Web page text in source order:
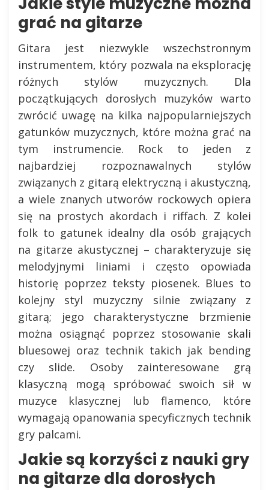
grać na gitarze
Gitara jest niezwykle wszechstronnym
instrumentem, który pozwala na eksplorację
różnych stylów muzycznych. Dla
początkujących dorosłych muzyków warto
zwrócić uwagę na kilka najpopularniejszych
gatunków muzycznych, które można grać na
tym instrumencie. Rock to jeden z
najbardziej rozpoznawalnych stylów
związanych z gitarą elektryczną i akustyczną,
a wiele znanych utworów rockowych opiera
się na prostych akordach i riffach. Z kolei
folk to gatunek idealny dla osób grających
na gitarze akustycznej – charakteryzuje się
melodyjnymi liniami i często opowiada
historię poprzez teksty piosenek. Blues to
kolejny styl muzyczny silnie związany z
gitarą; jego charakterystyczne brzmienie
można osiągnąć poprzez stosowanie skali
bluesowej oraz technik takich jak bending
czy slide. Osoby zainteresowane grą
klasyczną mogą spróbować swoich sił w
muzyce klasycznej lub flamenco, które
wymagają opanowania specyficznych technik
gry palcami.
Jakie są korzyści z nauki gry
na gitarze dla dorosłych